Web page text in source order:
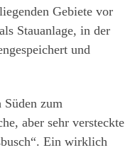
Gebiete vor
Stauanlage, in der
und
Süden zum
aber sehr versteckte
Ein wirklich